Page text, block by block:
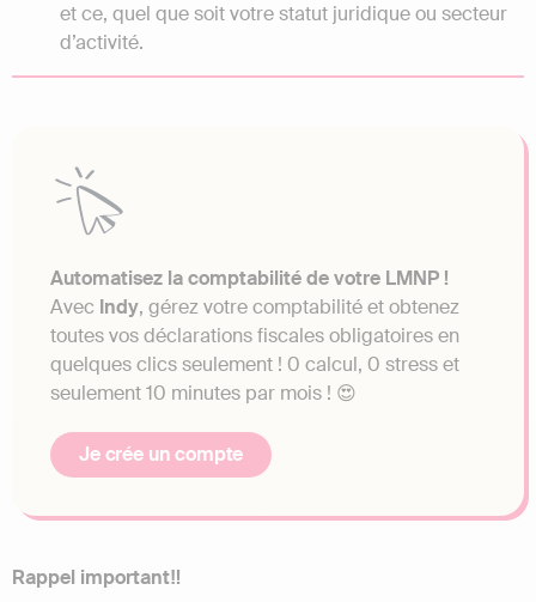
et ce, quel que soit votre statut juridique ou secteur
d’activité.
Automatisez la comptabilité de votre LMNP !
Avec Indy, gérez votre comptabilité et obtenez
toutes vos déclarations fiscales obligatoires en
quelques clics seulement ! 0 calcul, 0 stress et
seulement 10 minutes par mois ! 😍
Je crée un compte
Rappel important‼️